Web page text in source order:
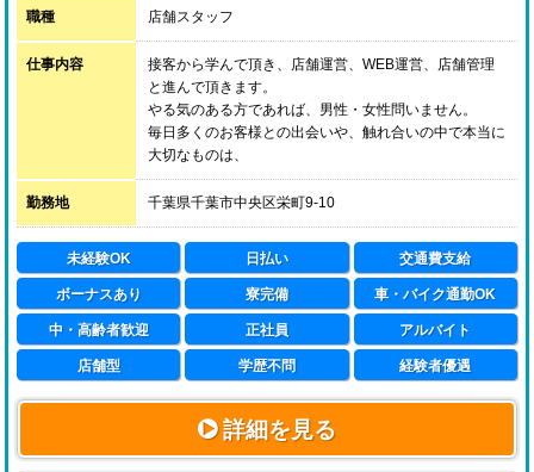
職種 店舗スタッフ
仕事内容
接客から学んで頂き、店舗運営、WEB運営、店舗管理
と進んで頂きます。
やる気のある方であれば、男性・女性問いません。
毎日多くのお客様との出会いや、触れ合いの中で本当に
大切なものは、
学歴や経歴ではなく、お客様に喜んでいただきたいとい
う「真心」です。
答えのない仕事だからこそ、毎日がおもしろいのです。
勤務地 千葉県千葉市中央区栄町9-10
未経験OK 日払い 交通費支給
ボーナスあり 寮完備 車・バイク通勤OK
中・高齢者歓迎 正社員 アルバイト
店舗型 学歴不問 経験者優遇
詳細を見る